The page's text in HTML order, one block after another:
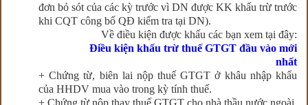
đơn bỏ sót của các kỳ trước vì DN được KK khấu trừ trước
khi CQT công bố QĐ kiểm tra tại DN).
Về điều kiện được khấu các bạn xem tại đây:
Điều kiện khấu trừ thuế GTGT đầu vào mới
nhất
+ Chứng từ, biên lai nộp thuế GTGT ở khâu nhập khẩu
của HHDV mua vào trong kỳ tính thuế.
+ Chứng từ nộp thay thuế GTGT cho nhà thầu nước ngoài.